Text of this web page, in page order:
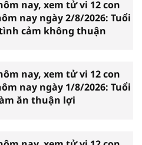
nay, xem tử vi 12 con
nay ngày 2/8/2026: Tuổi
cảm không thuận
nay, xem tử vi 12 con
nay ngày 1/8/2026: Tuổi
ăn thuận lợi